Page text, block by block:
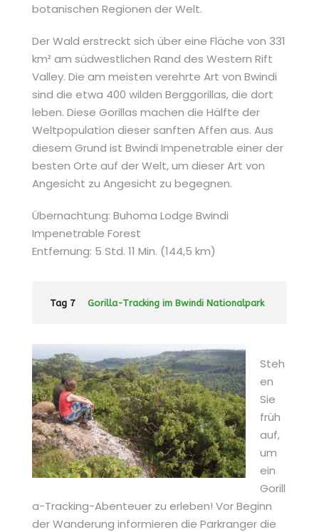
botanischen Regionen der Welt.
Der Wald erstreckt sich über eine Fläche von 331
km² am südwestlichen Rand des Western Rift
Valley. Die am meisten verehrte Art von Bwindi
sind die etwa 400 wilden Berggorillas, die dort
leben. Diese Gorillas machen die Hälfte der
Weltpopulation dieser sanften Affen aus. Aus
diesem Grund ist Bwindi Impenetrable einer der
besten Orte auf der Welt, um dieser Art von
Angesicht zu Angesicht zu begegnen.
Übernachtung: Buhoma Lodge Bwindi
Impenetrable Forest
Entfernung: 5 Std. 11 Min. (144,5 km)
Tag 7 Gorilla-Tracking im Bwindi Nationalpark
Steh
en
Sie
früh
auf,
um
ein
Gorill
a-Tracking-Abenteuer zu erleben! Vor Beginn
der Wanderung informieren die Parkranger die